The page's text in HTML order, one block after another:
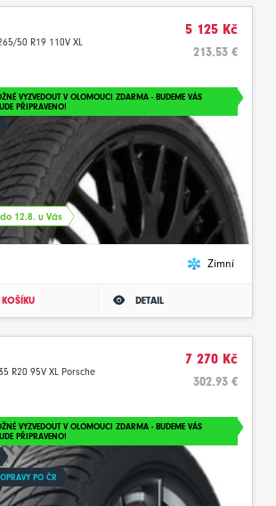
50 R19 110V XL
5 125 Kč
213.53 €
VYZVEDOUT V OLOMOUCI ZDARMA - BUDEME VÁS
PŘIPRAVENO!
12.8. u Vás
Zimní
DETAIL
R20 95V XL Porsche
7 270 Kč
302.93 €
VYZVEDOUT V OLOMOUCI ZDARMA - BUDEME VÁS
PŘIPRAVENO!
PO ČR